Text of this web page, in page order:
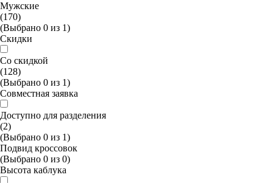
Мужские
(170)
(Выбрано 0 из 1)
Скидки
Со скидкой
(128)
(Выбрано 0 из 1)
Совместная заявка
Доступно для разделения
(2)
(Выбрано 0 из 1)
Подвид кроссовок
(Выбрано 0 из 0)
Высота каблука